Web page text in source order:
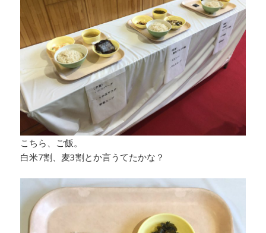
こちら、ご飯。
白米7割、麦3割とか言うてたかな？